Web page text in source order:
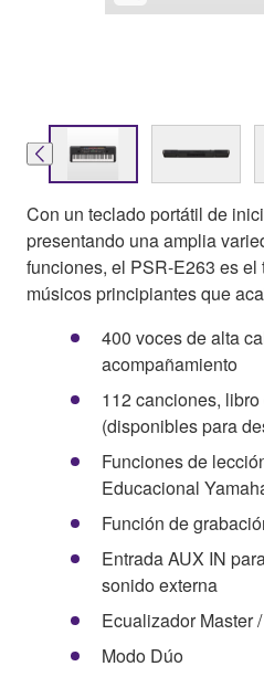
Con un teclado portátil de
presentando una amplia
funciones, el PSR-E263 es
músicos principiantes que
400 voces de alta
acompañamiento
112 canciones,
(disponibles para
Funciones de
Educacional
Función de
Entrada AUX IN
sonido externa
Ecualizador Master
Modo Dúo